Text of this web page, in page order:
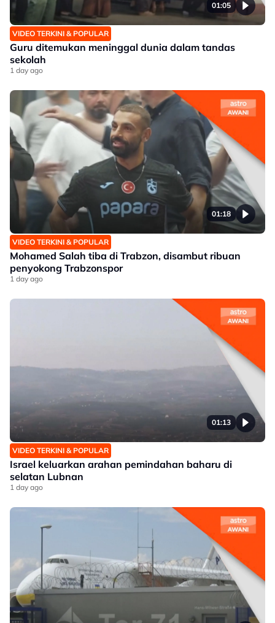
01:05
VIDEO TERKINI & POPULAR
Guru ditemukan meninggal dunia dalam tandas
sekolah
1 day ago
01:18
VIDEO TERKINI & POPULAR
Mohamed Salah tiba di Trabzon, disambut ribuan
penyokong Trabzonspor
1 day ago
01:13
VIDEO TERKINI & POPULAR
Israel keluarkan arahan pemindahan baharu di
selatan Lubnan
1 day ago